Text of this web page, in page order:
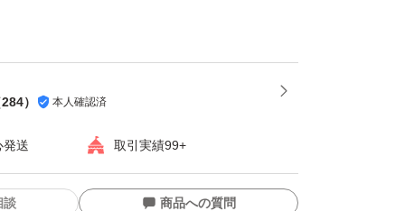
284） 本人確認済
発送 取引実績99+
談 商品への質問